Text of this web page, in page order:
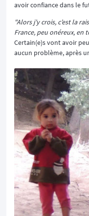
avoir confiance dans le
"Alors j’y crois, c’est la
France, peu onéreux, en
Certain(e)s vont avoir
aucun problème, après